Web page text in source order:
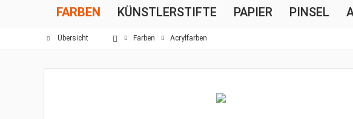
FARBEN KÜNSTLERSTIFTE PAPIER PINSEL
Übersicht Farben Acrylfarben